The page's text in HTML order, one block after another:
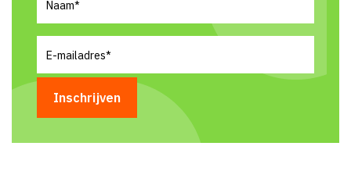
mailadres(Vereist)